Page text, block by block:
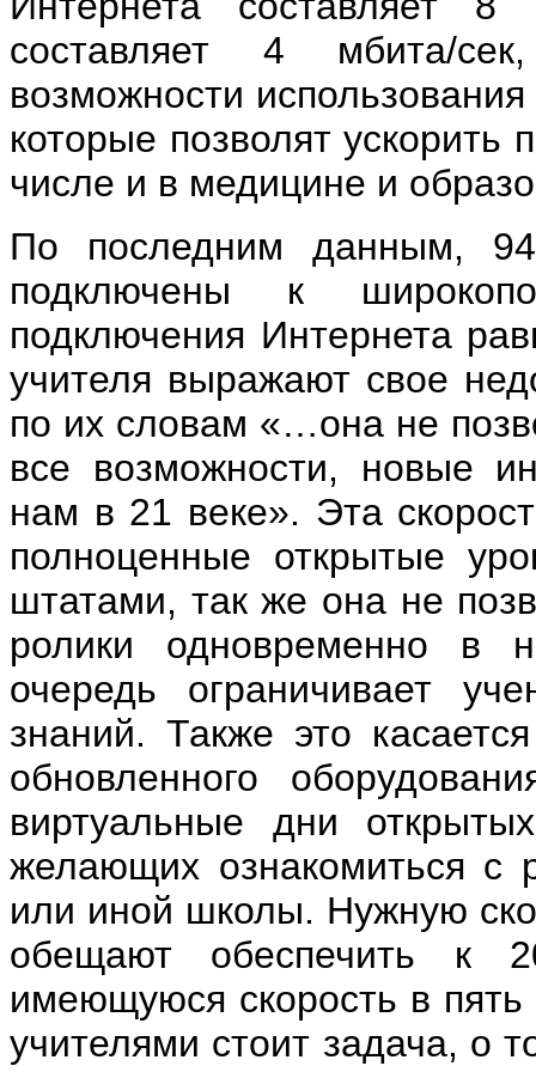
составляет 4 мбита/
возможности
которые позволят ускорить
числе и в медицине и
По последним данным,
подключены к
подключения Интернета
учителя выражают свое
по их словам «…она не
все возможности, новые
нам в 21 веке». Эта
полноценные открытые
штатами, так же она не
ролики одновременно в
очередь ограничивает
знаний. Также это
обновленного
виртуальные дни
желающих ознакомиться с
или иной школы. Нужную
обещают обеспечить к
имеющуюся скорость в
учителями стоит задача, о